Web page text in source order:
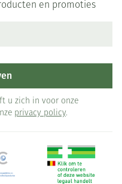
en promoties
u zich in voor onze
privacy policy.